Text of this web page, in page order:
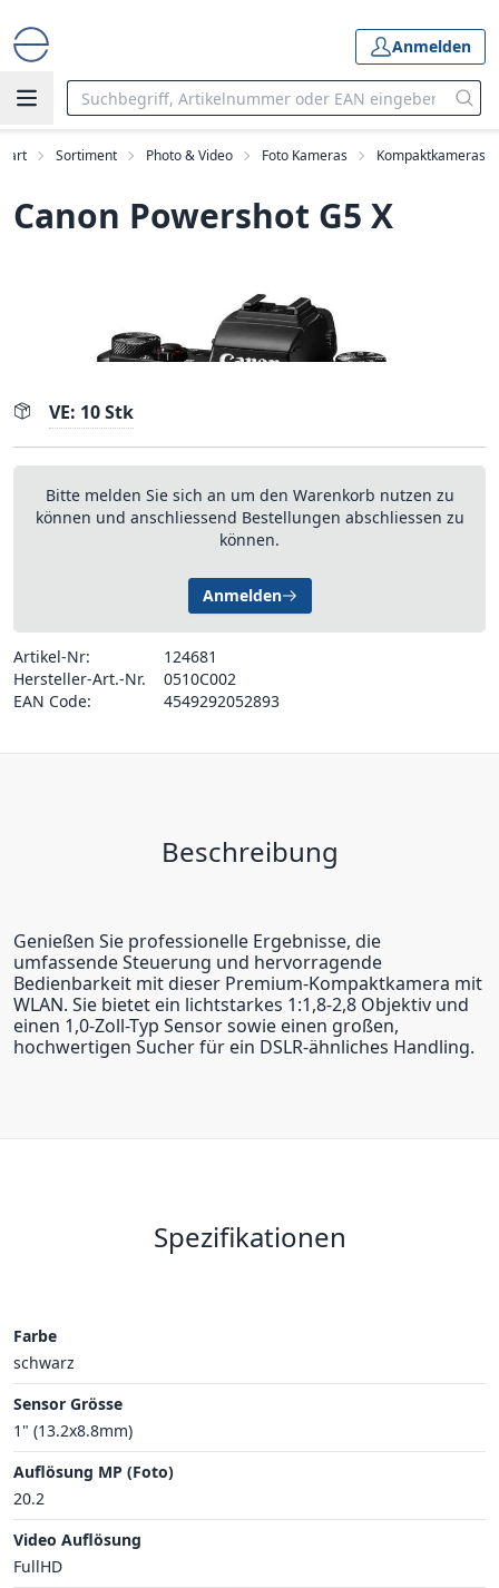
Anmelden
Sortiment Photo & Video Foto Kameras Kompaktkameras
Canon Powershot G5 X
VE: 10 Stk
Bitte melden Sie sich an um den Warenkorb nutzen zu
können und anschliessend Bestellungen abschliessen zu
können.
Anmelden
Artikel-Nr:
124681
Hersteller-Art.-Nr.
0510C002
EAN Code:
4549292052893
Beschreibung
Genießen Sie professionelle Ergebnisse, die
umfassende Steuerung und hervorragende
Bedienbarkeit mit dieser Premium-Kompaktkamera mit
WLAN. Sie bietet ein lichtstarkes 1:1,8-2,8 Objektiv und
einen 1,0-Zoll-Typ Sensor sowie einen großen,
hochwertigen Sucher für ein DSLR-ähnliches Handling.
Spezifikationen
Farbe
schwarz
Sensor Grösse
1" (13.2x8.8mm)
Auflösung MP (Foto)
20.2
Video Auflösung
FullHD